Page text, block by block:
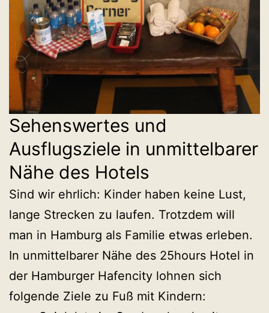
Sehenswertes und
Ausflugsziele in unmittelbarer
Nähe des Hotels
Sind wir ehrlich: Kinder haben keine Lust,
lange Strecken zu laufen. Trotzdem will
man in Hamburg als Familie etwas erleben.
In unmittelbarer Nähe des 25hours Hotel in
der Hamburger Hafencity lohnen sich
folgende Ziele zu Fuß mit Kindern: